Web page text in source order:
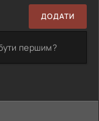
ДОДАТИ
першим?